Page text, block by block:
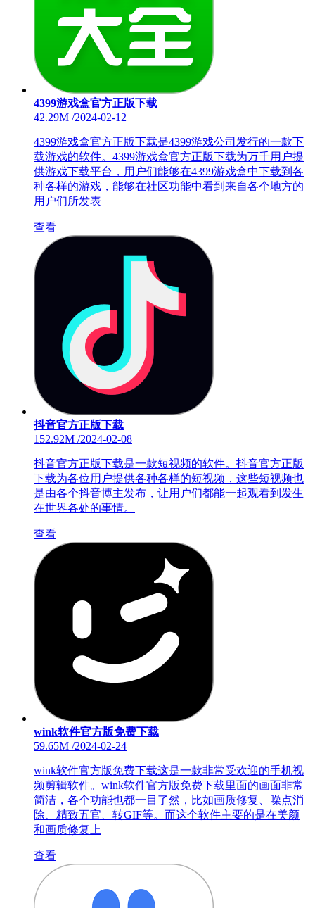
4399游戏盒官方正版下载
42.29M /2024-02-12
4399游戏盒官方正版下载是4399游戏公司发行的一款下
载游戏的软件。4399游戏盒官方正版下载为万千用户提
供游戏下载平台，用户们能够在4399游戏盒中下载到各
种各样的游戏，能够在社区功能中看到来自各个地方的
用户们所发表
查看
抖音官方正版下载
152.92M /2024-02-08
抖音官方正版下载是一款短视频的软件。抖音官方正版
下载为各位用户提供各种各样的短视频，这些短视频也
是由各个抖音博主发布，让用户们都能一起观看到发生
在世界各处的事情。
查看
wink软件官方版免费下载
59.65M /2024-02-24
wink软件官方版免费下载这是一款非常受欢迎的手机视
频剪辑软件。wink软件官方版免费下载里面的画面非常
简洁，各个功能也都一目了然，比如画质修复、噪点消
除、精致五官、转GIF等。而这个软件主要的是在美颜
和画质修复上
查看